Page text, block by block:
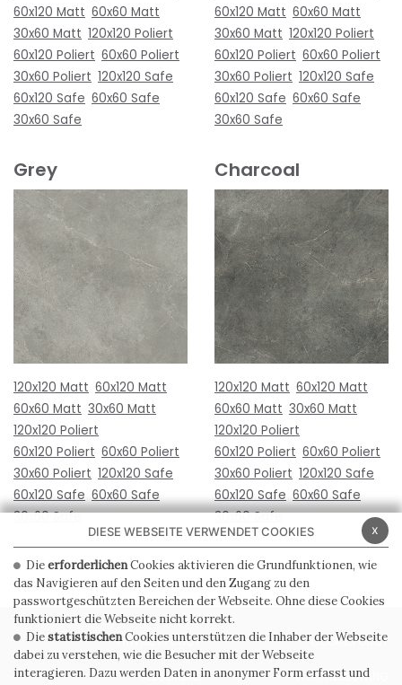
60x120 Matt 60x60 Matt
30x60 Matt 120x120 Poliert
60x120 Poliert 60x60 Poliert
30x60 Poliert 120x120 Safe
60x120 Safe 60x60 Safe
30x60 Safe
60x120 Matt 60x60 Matt
30x60 Matt 120x120 Poliert
60x120 Poliert 60x60 Poliert
30x60 Poliert 120x120 Safe
60x120 Safe 60x60 Safe
30x60 Safe
Grey
120x120 Matt 60x120 Matt
60x60 Matt 30x60 Matt
120x120 Poliert
60x120 Poliert 60x60 Poliert
30x60 Poliert 120x120 Safe
60x120 Safe 60x60 Safe
30x60 Safe
Charcoal
120x120 Matt 60x120 Matt
60x60 Matt 30x60 Matt
120x120 Poliert
60x120 Poliert 60x60 Poliert
30x60 Poliert 120x120 Safe
60x120 Safe 60x60 Safe
30x60 Safe
PRIVACY POLICY COOKIE POLICY
ALLGEMEINE
WHISTLEBLOWING
x
DIESE WEBSEITE VERWENDET COOKIES
DieerforderlichenCookies aktivieren die Grundfunktionen, wie
das Navigieren auf den Seiten und den Zugang zu den
passwortgeschützten Bereichen der Webseite. Ohne diese Cookies
funktioniert die Webseite nicht korrekt.
DiestatistischenCookies unterstützen die Inhaber der Webseite
dabei zu verstehen, wie die Besucher mit der Webseite
interagieren. Dazu werden Daten in anonymer Form erfasst und